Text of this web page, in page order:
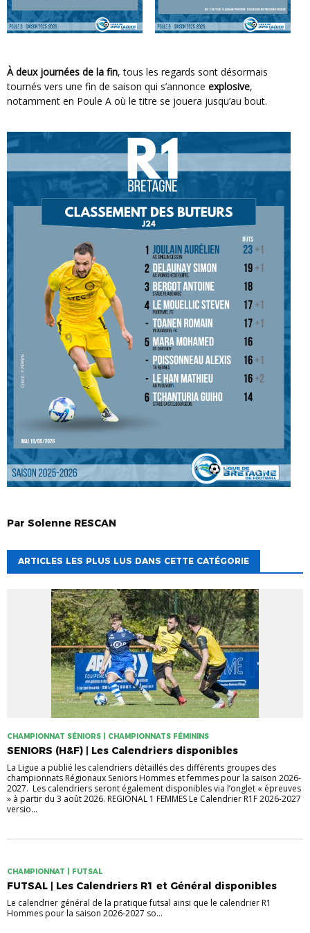
À deux journées de la fin, tous les regards sont désormais
tournés vers une fin de saison qui s’annonce explosive,
notamment en Poule A où le titre se jouera jusqu’au bout.
Par Solenne RESCAN
ARTICLES LES PLUS LUS DANS CETTE CATÉGORIE
CHAMPIONNAT SÉNIORS | CHAMPIONNATS FÉMININS
SENIORS (H&F) | Les Calendriers disponibles
La Ligue a publié les calendriers détaillés des différents groupes des
championnats Régionaux Seniors Hommes et femmes pour la saison 2026-
2027. Les calendriers seront également disponibles via l’onglet « épreuves
» à partir du 3 août 2026. REGIONAL 1 FEMMES Le Calendrier R1F 2026-2027
versio...
CHAMPIONNAT | FUTSAL
FUTSAL | Les Calendriers R1 et Général disponibles
Le calendrier général de la pratique futsal ainsi que le calendrier R1
Hommes pour la saison 2026-2027 so...